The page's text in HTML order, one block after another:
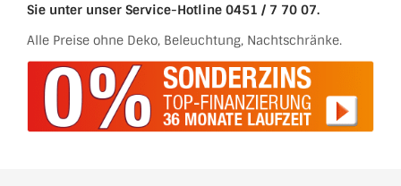
Sie unter unser Service-Hotline 0451 / 7 70 07.
Alle Preise ohne Deko, Beleuchtung, Nachtschränke.